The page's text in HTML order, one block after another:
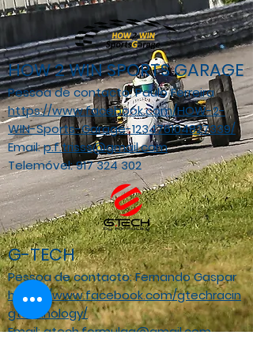
HOW 2 WIN SPORTS GARAGE
Pessoa de contacto: Paulo Ferreira
https://www.facebook.com/HOW-2-
WIN-Sports-Garage-123476104827339/
Email:p.f.trisss@gmail.com
Telemóvel:917 324 302
G-TECH
Pessoa de contacto: Fernando Gaspar
https://www.facebook.com/gtechracin
gtechnology/
Email:gtech.formulag@gmail.com